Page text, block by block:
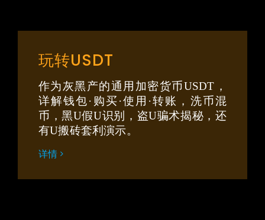
玩转USDT
作为灰黑产的通用加密货币USDT，
详解钱包·购买·使用·转账，洗币混
币，黑U假U识别，盗U骗术揭秘，还
有U搬砖套利演示。
详情